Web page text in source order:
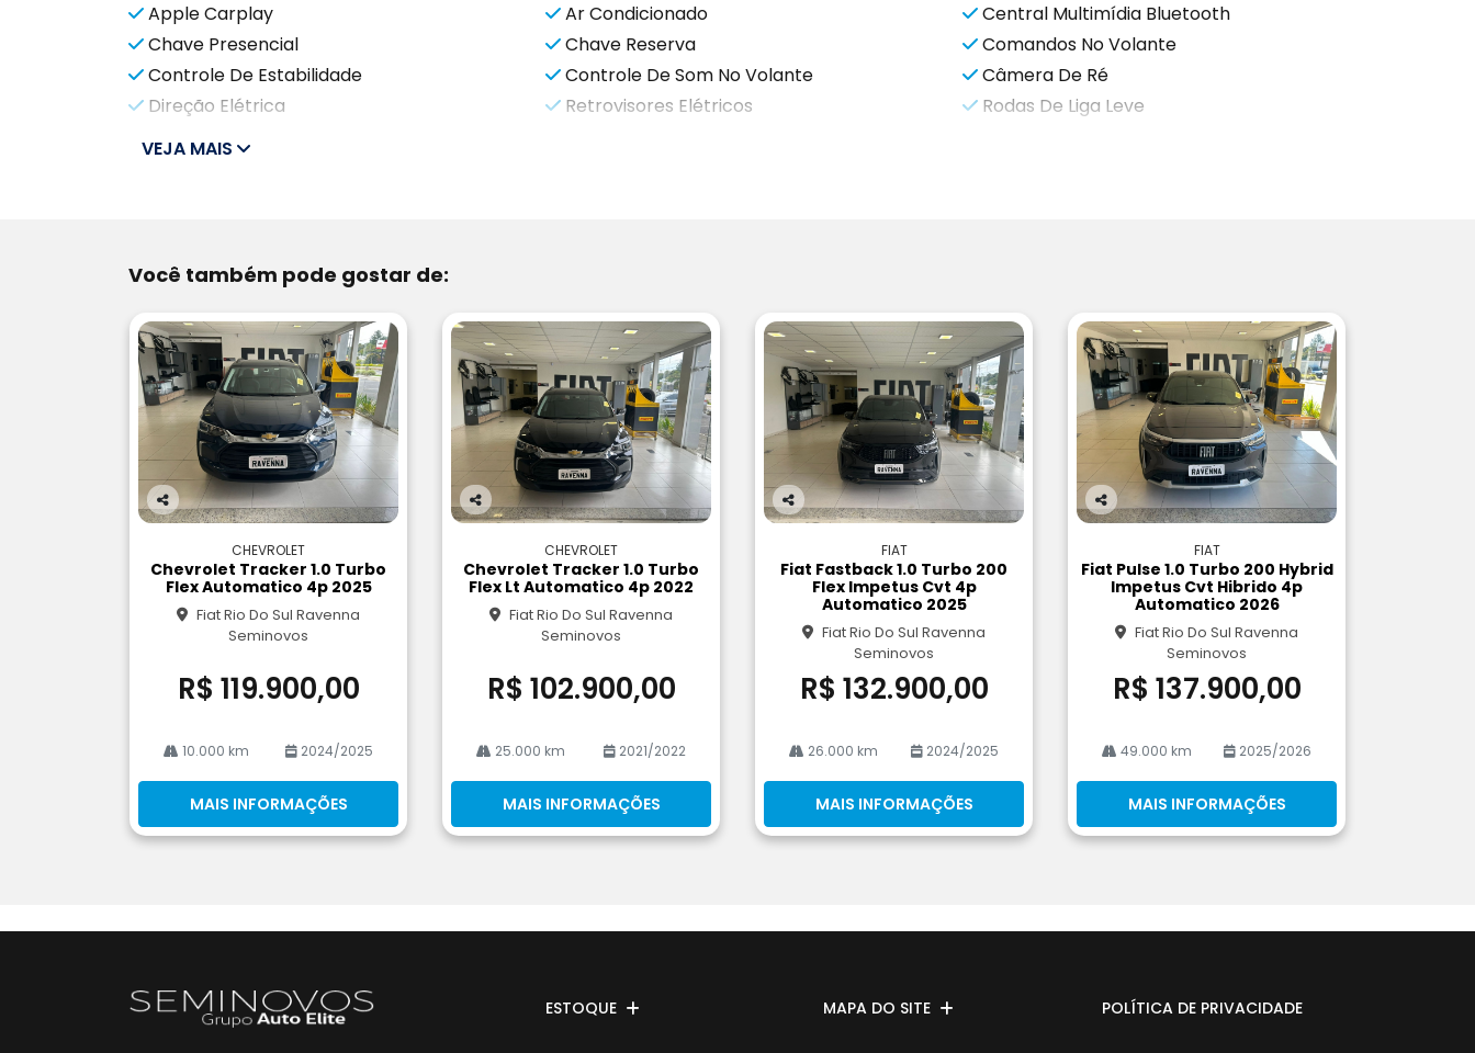
Apple Carplay
Ar Condicionado
Central Multimídia Bluetooth
Chave Presencial
Chave Reserva
Comandos No Volante
Controle De Estabilidade
Controle De Som No Volante
Câmera De Ré
Direção Elétrica
Retrovisores Elétricos
Rodas De Liga Leve
VEJA MAIS
Você também pode gostar de:
Co
rtil
he
CHEVROLET
Chevrolet Tracker 1.0 Turbo
Flex Automatico 4p 2025
Fiat Rio Do Sul Ravenna
Seminovos
R$ 119.900,00
10.000 km 2024/2025
MAIS INFORMAÇÕES
Co
rtil
he
CHEVROLET
Chevrolet Tracker 1.0 Turbo
Flex Lt Automatico 4p 2022
Fiat Rio Do Sul Ravenna
Seminovos
R$ 102.900,00
25.000 km 2021/2022
MAIS INFORMAÇÕES
Co
pa
rtil
FIAT
Fiat Fastback 1.0 Turbo 200
Flex Impetus Cvt 4p
Automatico 2025
Fiat Rio Do Sul Ravenna
Seminovos
R$ 132.900,00
26.000 km 2024/2025
MAIS INFORMAÇÕES
Co
pa
rtil
FIAT
Fiat Pulse 1.0 Turbo 200 Hybrid
Impetus Cvt Hibrido 4p
Automatico 2026
Fiat Rio Do Sul Ravenna
Seminovos
R$ 137.900,00
49.000 km 2025/2026
MAIS INFORMAÇÕES
ESTOQUE MAPA DO SITE POLÍTICA DE PRIVACIDADE